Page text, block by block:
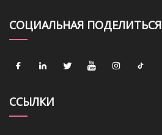
СОЦИАЛЬНАЯ ПОДЕЛИТЬСЯ
ССЫЛКИ